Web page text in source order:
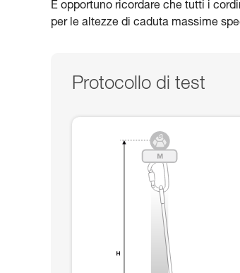
È opportuno ricordare che tutti i
per le altezze di caduta massime
Protocollo di test